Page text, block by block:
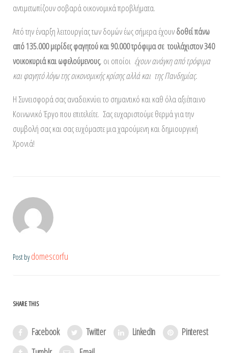
αντιμετωπίζουν σοβαρά οικονομικά προβλήματα.
Από την έναρξη λειτουργίας των δομών έως σήμερα έχουνδοθεί πάνω
από 135.000 μερίδες φαγητού και 90.000 τρόφιμα σε τουλάχιστον 340
νοικοκυριά και ωφελούμενους, οι οποίοι έχουν ανάγκη από τρόφιμα
και φαγητό λόγω της οικονομικής κρίσης αλλά και της Πανδημίας.
Η Συνεισφορά σας αναδεικνύει το σημαντικό και καθ όλα αξιέπαινο
Κοινωνικό Έργο που επιτελείτε. Σας ευχαριστούμε θερμά για την
συμβολή σας και σας ευχόμαστε μια χαρούμενη και δημιουργική
Χρονιά!
Post bydomescorfu
SHARE THIS
Facebook Twitter LinkedIn
Pinterest